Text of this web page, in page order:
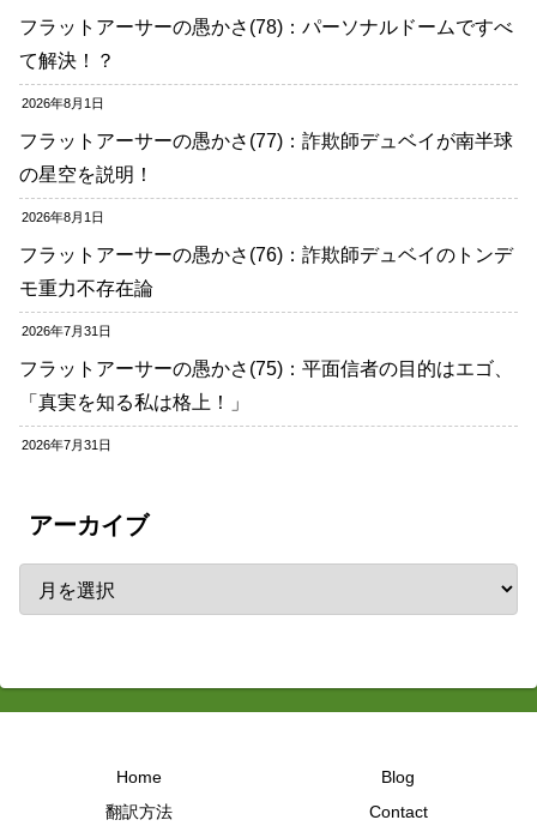
フラットアーサーの愚かさ(78)：パーソナルドームですべ
て解決！？
2026年8月1日
フラットアーサーの愚かさ(77)：詐欺師デュベイが南半球
の星空を説明！
2026年8月1日
フラットアーサーの愚かさ(76)：詐欺師デュベイのトンデ
モ重力不存在論
2026年7月31日
フラットアーサーの愚かさ(75)：平面信者の目的はエゴ、
「真実を知る私は格上！」
2026年7月31日
アーカイブ
Home
Blog
翻訳方法
Contact